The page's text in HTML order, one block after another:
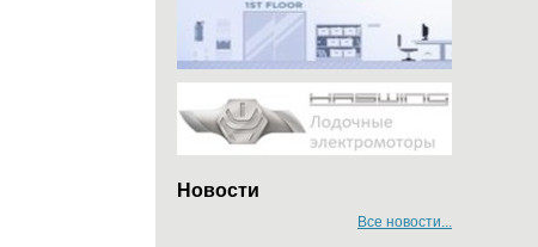
Новости
Все новости...